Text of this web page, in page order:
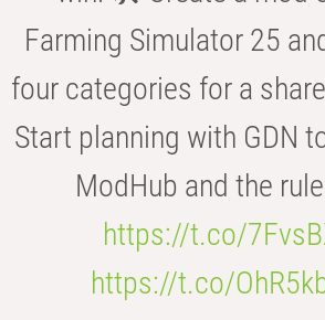
Farming Simulator 25
four categories for a
Start planning with GDN
ModHub and the
https://t.co/
https://t.co/